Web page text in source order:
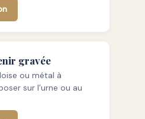
gravée
ou métal à
sur l’urne ou au